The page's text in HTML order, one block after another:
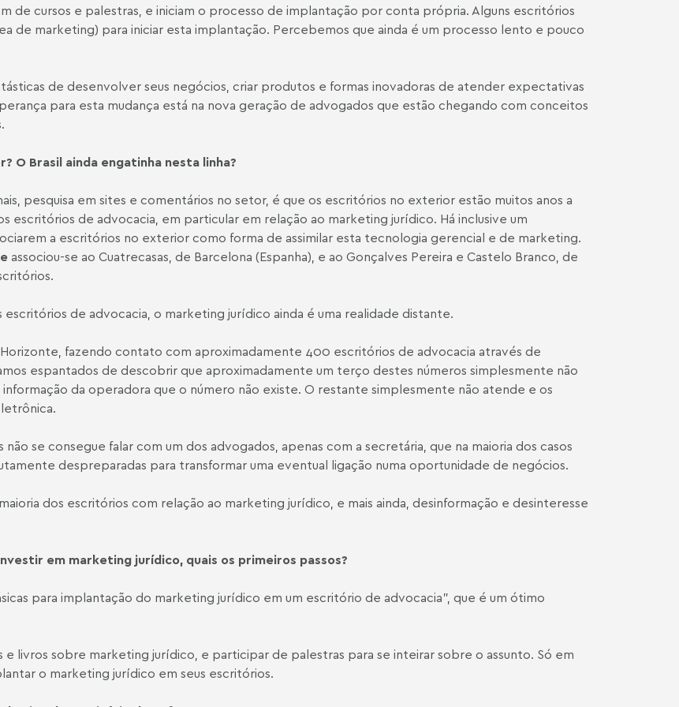
de cursos e palestras, e iniciam o processo de implantação por conta própria. Alguns escritórios
de marketing) para iniciar esta implantação. Percebemos que ainda é um processo lento e pouco
de desenvolver seus negócios, criar produtos e formas inovadoras de atender expectativas
para esta mudança está na nova geração de advogados que estão chegando com conceitos
O Brasil ainda engatinha nesta linha?
pesquisa em sites e comentários no setor, é que os escritórios no exterior estão muitos anos a
escritórios de advocacia, em particular em relação ao marketing jurídico. Há inclusive um
a escritórios no exterior como forma de assimilar esta tecnologia gerencial e de marketing.
associou-se ao Cuatrecasas, de Barcelona (Espanha), e ao Gonçalves Pereira e Castelo Branco, de
de advocacia, o marketing jurídico ainda é uma realidade distante.
fazendo contato com aproximadamente 400 escritórios de advocacia através de
espantados de descobrir que aproximadamente um terço destes números simplesmente não
da operadora que o número não existe. O restante simplesmente não atende e os
se consegue falar com um dos advogados, apenas com a secretária, que na maioria dos casos
despreparadas para transformar uma eventual ligação numa oportunidade de negócios.
dos escritórios com relação ao marketing jurídico, e mais ainda, desinformação e desinteresse
em marketing jurídico, quais os primeiros passos?
para implantação do marketing jurídico em um escritório de advocacia”, que é um ótimo
livros sobre marketing jurídico, e participar de palestras para se inteirar sobre o assunto. Só em
o marketing jurídico em seus escritórios.